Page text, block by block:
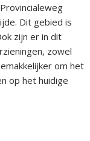
Dit gebied is
zijn er in dit
zowel
om het
op het huidige